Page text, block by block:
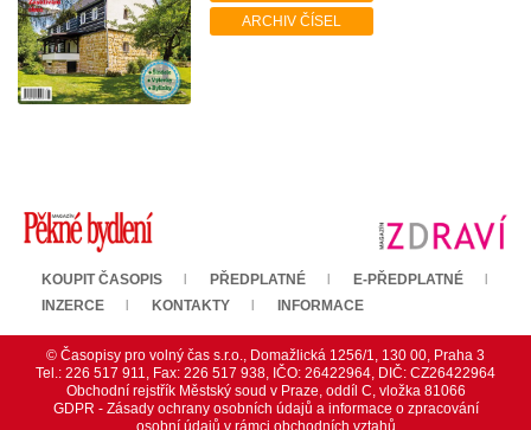
ARCHIV ČÍSEL
KOUPIT ČASOPIS PŘEDPLATNÉ
E-PŘEDPLATNÉ
INZERCE
KONTAKTY INFORMACE
© Časopisy pro volný čas s.r.o., Domažlická 1256/1, 130 00, Praha 3
Tel.: 226 517 911, Fax: 226 517 938, IČO: 26422964, DIČ: CZ26422964
Obchodní rejstřík Městský soud v Praze, oddíl C, vložka 81066
GDPR - Zásady ochrany osobních údajů a informace o zpracování
osobní údajů v rámci obchodních vztahů